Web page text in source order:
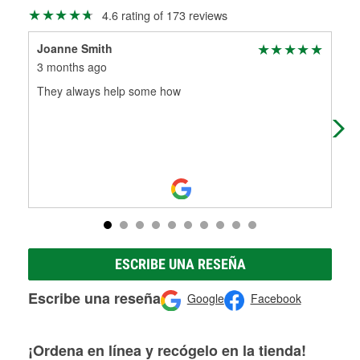
Herramientas de O'Reilly
pueden ser reutilizados, podemos ayudarte a encontrar las
partes de reemplazo correctas para tu reparación.
Rectificación de tambores y discos de freno
4.6 rating of 173 reviews
Joanne Smith
3 months ago
They always help some how
ESCRIBE UNA RESEÑA
Escribe una reseña Google Facebook
¡Ordena en línea y recógelo en la tienda!